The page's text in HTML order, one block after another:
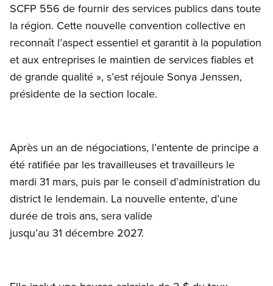
SCFP 556 de fournir des services publics dans toute
la région. Cette nouvelle convention collective en
reconnaît l’aspect essentiel et garantit à la population
et aux entreprises le maintien de services fiables et
de grande qualité », s’est réjouie Sonya Jenssen,
présidente de la section locale.
Après un an de négociations, l’entente de principe a
été ratifiée par les travailleuses et travailleurs le
mardi 31 mars, puis par le conseil d’administration du
district le lendemain. La nouvelle entente, d’une
durée de trois ans, sera valide
jusqu’au 31 décembre 2027.